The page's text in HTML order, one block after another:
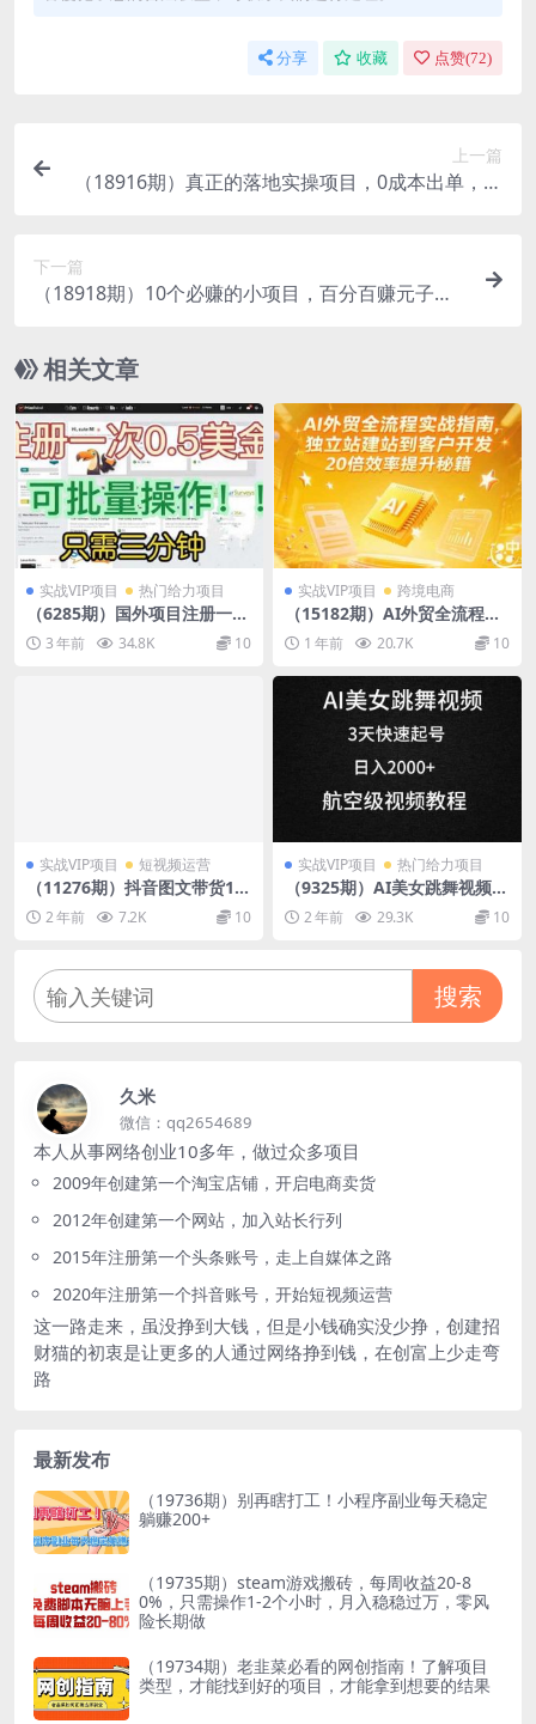
分享 收藏 点赞(72)
上一篇
（18916期）真正的落地实操项目，0成本出单，单
下一篇
（18918期）10个必赚的小项目，百分百赚元子，
相关文章
实战VIP项目 热门给力项目
（6285期）国外项目注册一次
0.5美金 只需三分钟无脑操作
可批量放大 小白工作室福利
3 年前 34.8K 10
实战VIP项目 跨境电商
（15182期）AI外贸全流程实
战指南，独立站建站到客户开
发，20倍效率提升秘籍(更新6
月)
1 年前 20.7K 10
实战VIP项目 短视频运营
（11276期）抖音图文带货12.
0体系课，主打全品类运营，
快速出单拿结果，高效做账号
2 年前 7.2K 10
实战VIP项目 热门给力项目
（9325期）AI美女跳舞视频，
3天快速起号，日入2000+（教
程+软件）
2 年前 29.3K 10
搜索
久米
微信：qq2654689
本人从事网络创业10多年，做过众多项目
2009年创建第一个淘宝店铺，开启电商卖货
2012年创建第一个网站，加入站长行列
2015年注册第一个头条账号，走上自媒体之路
2020年注册第一个抖音账号，开始短视频运营
这一路走来，虽没挣到大钱，但是小钱确实没少挣，创建招
财猫的初衷是让更多的人通过网络挣到钱，在创富上少走弯
路
最新发布
（19736期）别再瞎打工！小程序副业每天稳定
躺赚200+
（19735期）steam游戏搬砖，每周收益20-8
0%，只需操作1-2个小时，月入稳稳过万，零风
险长期做
（19734期）老韭菜必看的网创指南！了解项目
类型，才能找到好的项目，才能拿到想要的结果